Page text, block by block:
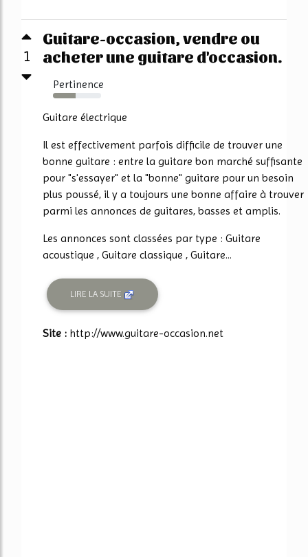
1
Guitare-occasion, vendre ou
acheter une guitare d'occasion.
Pertinence
47%
Guitare électrique
Il est effectivement parfois difficile de trouver une
bonne guitare : entre la guitare bon marché suffisante
pour "s'essayer" et la "bonne" guitare pour un besoin
plus poussé, il y a toujours une bonne affaire à trouver
parmi les annonces de guitares, basses et amplis.
Les annonces sont classées par type : Guitare
acoustique , Guitare classique , Guitare...
LIRE LA SUITE
Site : http://www.guitare-occasion.net